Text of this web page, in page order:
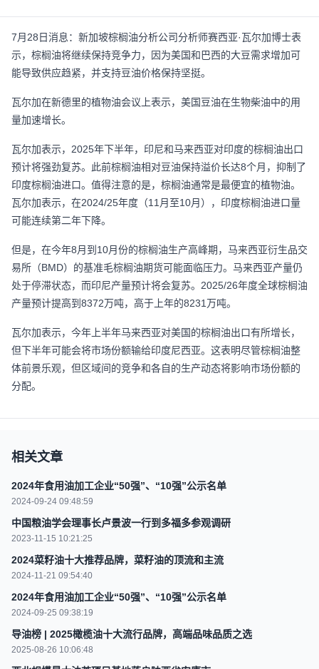
7月28日消息：新加坡棕榈油分析公司分析师赛西亚·瓦尔加博士表
示，棕榈油将继续保持竞争力，因为美国和巴西的大豆需求增加可
能导致供应趋紧，并支持豆油价格保持坚挺。
瓦尔加在新德里的植物油会议上表示，美国豆油在生物柴油中的用
量加速增长。
瓦尔加表示，2025年下半年，印尼和马来西亚对印度的棕榈油出口
预计将强劲复苏。此前棕榈油相对豆油保持溢价长达8个月，抑制了
印度棕榈油进口。值得注意的是，棕榈油通常是最便宜的植物油。
瓦尔加表示，在2024/25年度（11月至10月），印度棕榈油进口量
可能连续第二年下降。
但是，在今年8月到10月份的棕榈油生产高峰期，马来西亚衍生品交
易所（BMD）的基准毛棕榈油期货可能面临压力。马来西亚产量仍
处于停滞状态，而印尼产量预计将会复苏。2025/26年度全球棕榈油
产量预计提高到8372万吨，高于上年的8231万吨。
瓦尔加表示，今年上半年马来西亚对美国的棕榈油出口有所增长，
但下半年可能会将市场份额输给印度尼西亚。这表明尽管棕榈油整
体前景乐观，但区域间的竞争和各自的生产动态将影响市场份额的
分配。
相关文章
2024年食用油加工企业“50强”、“10强”公示名单
2024-09-24 09:48:59
中国粮油学会理事长卢景波一行到多福多参观调研
2023-11-15 10:21:25
2024菜籽油十大推荐品牌，菜籽油的顶流和主流
2024-11-21 09:54:40
2024年食用油加工企业“50强”、“10强”公示名单
2024-09-25 09:38:19
导油榜 | 2025橄榄油十大流行品牌，高端品味品质之选
2025-08-26 10:06:48